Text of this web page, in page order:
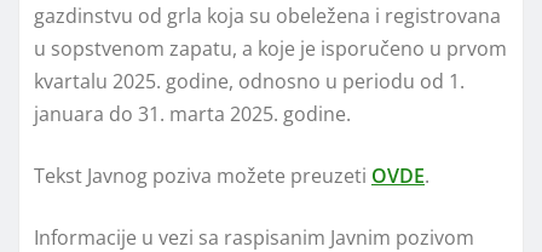
gazdinstvu od grla koja su obeležena i registrovana
u sopstvenom zapatu, a koje je isporučeno u prvom
kvartalu 2025. godine, odnosno u periodu od 1.
januara do 31. marta 2025. godine.
Tekst Javnog poziva možete preuzeti OVDE.
Informacije u vezi sa raspisanim Javnim pozivom